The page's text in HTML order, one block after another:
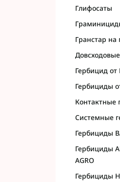
Глифосаты
Гранстар на
Гербицид от
Гербициды
Контактные
Системные
Гербициды
Гербициды
AGRO
Гербициды